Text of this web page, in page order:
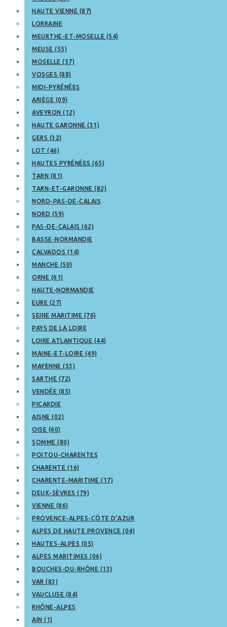
HAUTE VIENNE (87)
LORRAINE
MEURTHE-ET-MOSELLE (54)
MEUSE (55)
MOSELLE (57)
VOSGES (88)
MIDI-PYRÉNÉES
ARIÈGE (09)
AVEYRON (12)
HAUTE GARONNE (31)
GERS (32)
LOT (46)
HAUTES PYRÉNÉES (65)
TARN (81)
TARN-ET-GARONNE (82)
NORD-PAS-DE-CALAIS
NORD (59)
PAS-DE-CALAIS (62)
BASSE-NORMANDIE
CALVADOS (14)
MANCHE (50)
ORNE (61)
HAUTE-NORMANDIE
EURE (27)
SEINE MARITIME (76)
PAYS DE LA LOIRE
LOIRE ATLANTIQUE (44)
MAINE-ET-LOIRE (49)
MAYENNE (53)
SARTHE (72)
VENDÉE (85)
PICARDIE
AISNE (02)
OISE (60)
SOMME (80)
POITOU-CHARENTES
CHARENTE (16)
CHARENTE-MARITIME (17)
DEUX-SÈVRES (79)
VIENNE (86)
PROVENCE-ALPES-CÔTE D’AZUR
ALPES DE HAUTE PROVENCE (04)
HAUTES-ALPES (05)
ALPES MARITIMES (06)
BOUCHES-DU-RHÔNE (13)
VAR (83)
VAUCLUSE (84)
RHÔNE-ALPES
AIN (1)